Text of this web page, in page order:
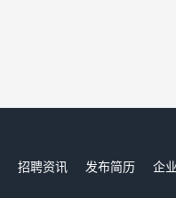
招聘资讯 发布简历 企